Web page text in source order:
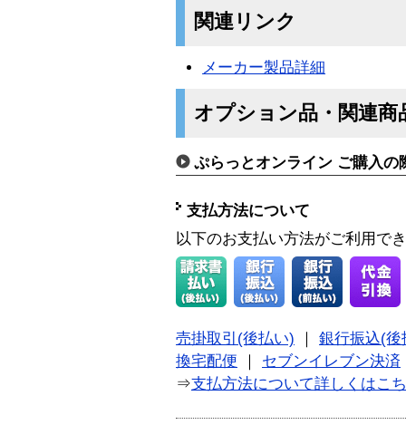
関連リンク
メーカー製品詳細
オプション品・関連商
ぷらっとオンライン ご購入の
支払方法について
以下のお支払い方法がご利用で
売掛取引(後払い)
銀行振込(後
換宅配便
セブンイレブン決済
⇒支払方法について詳しくはこ